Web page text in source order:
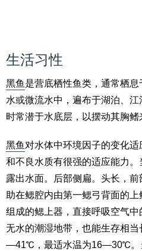
生活习性
黑鱼 是营底栖性鱼类，通常栖
水或微流水中，遍布于湖泊、江
时常潜于水底层，以摆动其胸鳍
黑鱼 对水体中环境因子的变化
和不良水质有很强的适应能力
露出水面。后部侧扁。头长，
助在鳃腔内由第一鳃弓背面的
组成的鳃上器，直接呼吸空气
无水的潮湿地带，也能生存相
—41℃，最适水温为16—30℃。